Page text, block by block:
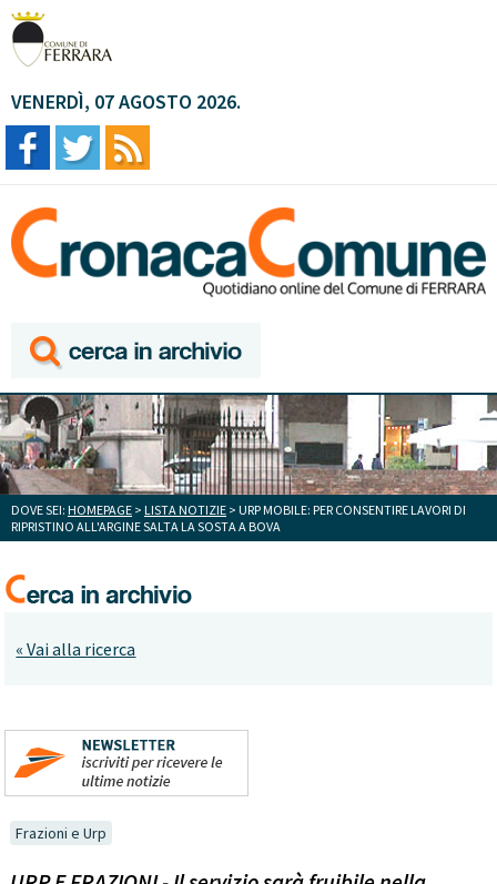
VENERDÌ, 07 AGOSTO 2026.
DOVE SEI: HOMEPAGE > LISTA NOTIZIE > URP MOBILE: PER CONSENTIRE LAVORI DI
RIPRISTINO ALL'ARGINE SALTA LA SOSTA A BOVA
« Vai alla ricerca
Frazioni e Urp